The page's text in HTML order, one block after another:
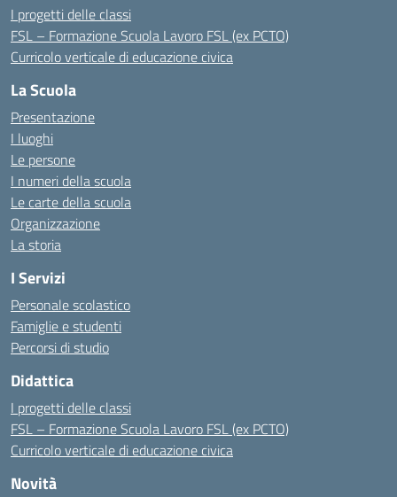
I progetti delle classi
FSL – Formazione Scuola Lavoro FSL (ex PCTO)
Curricolo verticale di educazione civica
La Scuola
Presentazione
I luoghi
Le persone
I numeri della scuola
Le carte della scuola
Organizzazione
La storia
I Servizi
Personale scolastico
Famiglie e studenti
Percorsi di studio
Didattica
I progetti delle classi
FSL – Formazione Scuola Lavoro FSL (ex PCTO)
Curricolo verticale di educazione civica
Novità